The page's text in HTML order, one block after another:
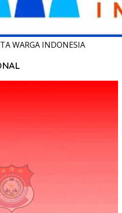
WARGA INDONESIA